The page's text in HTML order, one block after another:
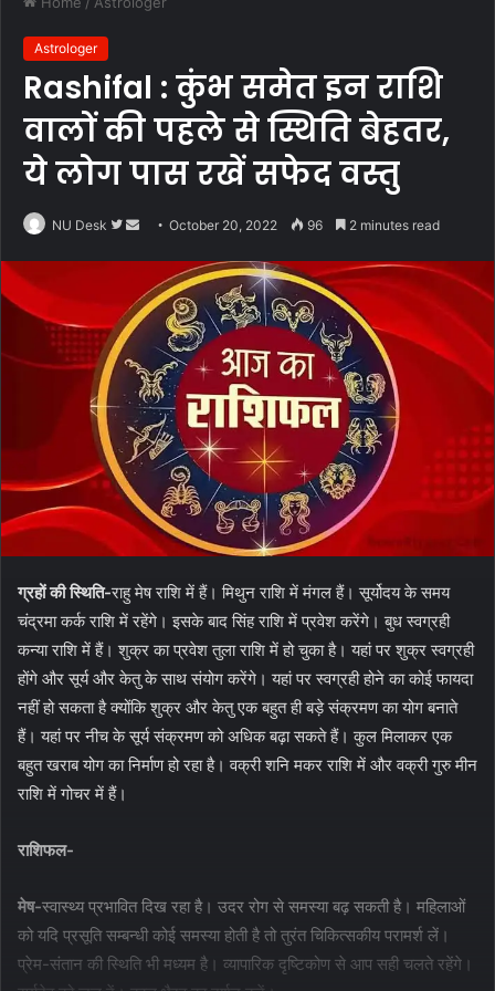
Astrologer
Rashifal : कुंभ समेत इन राशि
वालों की पहले से स्थिति बेहतर,
ये लोग पास रखें सफेद वस्तु
NU Desk
Follow
Twitter
Send
email
October 20, 2022 96 2 minutes read
ग्रहों की स्थिति-राहु मेष राशि में हैं। मिथुन राशि में मंगल हैं। सूर्योदय के समय
चंद्रमा कर्क राशि में रहेंगे। इसके बाद सिंह राशि में प्रवेश करेंगे। बुध स्‍वग्रही
कन्‍या राशि में हैं। शुक्र का प्रवेश तुला राशि में हो चुका है। यहां पर शुक्र स्‍वग्रही
होंगे और सूर्य और केतु के साथ संयोग करेंगे। यहां पर स्‍वग्रही होने का कोई फायदा
नहीं हो सकता है क्‍योंकि शुक्र और केतु एक बहुत ही बड़े संक्रमण का योग बनाते
हैं। यहां पर नीच के सूर्य संक्रमण को अधिक बढ़ा सकते हैं। कुल मिलाकर एक
बहुत खराब योग का निर्माण हो रहा है। वक्री शनि मकर राशि में और वक्री गुरु मीन
राशि में गोचर में हैं।
राशिफल-
मेष-स्‍वास्‍थ्‍य प्रभावित दिख रहा है। उदर रोग से समस्‍या बढ़ सकती है। महिलाओं
को यदि प्रसूति सम्‍बन्‍धी कोई समस्‍या होती है तो तुरंत चिकित्‍सकीय परामर्श लें।
प्रेम-संतान की स्थिति भी मध्‍यम है। व्‍यापारिक दृष्‍ट‍िकोण से आप सही चलते रहेंगे।